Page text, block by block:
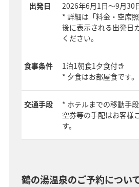
出発日
2026年6月1日～9月30
* 詳細は「料金・空席
後に表示される出発日
ください。
食事条件
1泊1朝食1夕食付き
* 夕食はお部屋食です。
交通手段
* ホテルまでの移動手
空券等の手配はお客様
す。
鶴の湯温泉のご予約につい